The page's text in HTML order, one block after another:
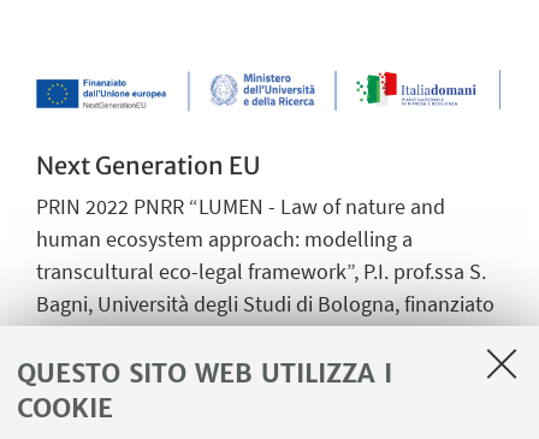
QUESTO SITO WEB UTILIZZA I
COOKIE
Next Generation EU
PRIN 2022 PNRR “LUMEN - Law of nature and
human ecosystem approach: modelling a
transcultural eco-legal framework”, P.I. prof.ssa S.
Bagni, Università degli Studi di Bologna, finanziato
sul Piano Nazionale di Ripresa e Resilienza (PNRR)
– Missione 4 Istruzione e ricerca – Componente 2